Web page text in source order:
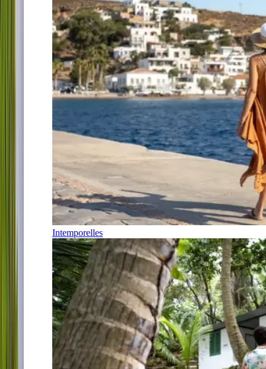
Intemporelles